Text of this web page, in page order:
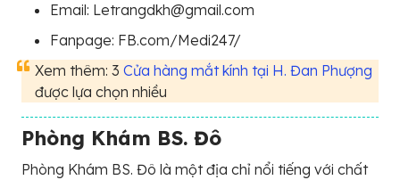
Email: Letrangdkh@gmail.com
Fanpage: FB.com/Medi247/
Xem thêm: 3 Cửa hàng mắt kính tại H. Đan Phượng
được lựa chọn nhiều
Phòng Khám BS. Đô
Phòng Khám BS. Đô là một địa chỉ nổi tiếng với chất